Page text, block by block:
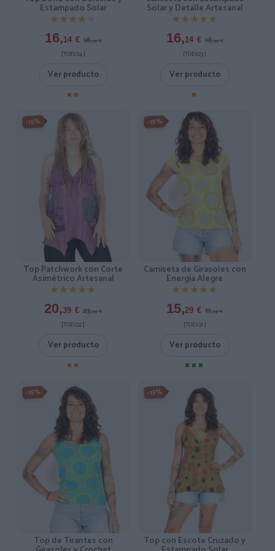
Estampado Solar
★★★★★
★★★★★
16,14 € 18,99 €
[TOEV24 ]
Ver producto
Solar y Detalle Artesanal
★★★★★
★★★★★
16,14 € 18,99 €
[TOEV23 ]
Ver producto
-15%
Top Patchwork con Corte
Asimétrico Artesanal
★★★★★
★★★★★
20,39 € 23,99 €
[TOEV22 ]
Ver producto
-15%
Camiseta de Girasoles con
Energía Alegre
★★★★★
★★★★★
15,29 € 17,99 €
[TOEV21 ]
Ver producto
-15%
Top de Tirantes con
-15%
Top con Escote Cruzado y